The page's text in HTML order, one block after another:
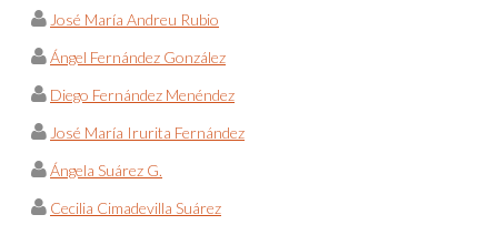
José María Andreu Rubio
Ángel Fernández González
Diego Fernández Menéndez
José María Irurita Fernández
Ángela Suárez G.
Cecilia Cimadevilla Suárez